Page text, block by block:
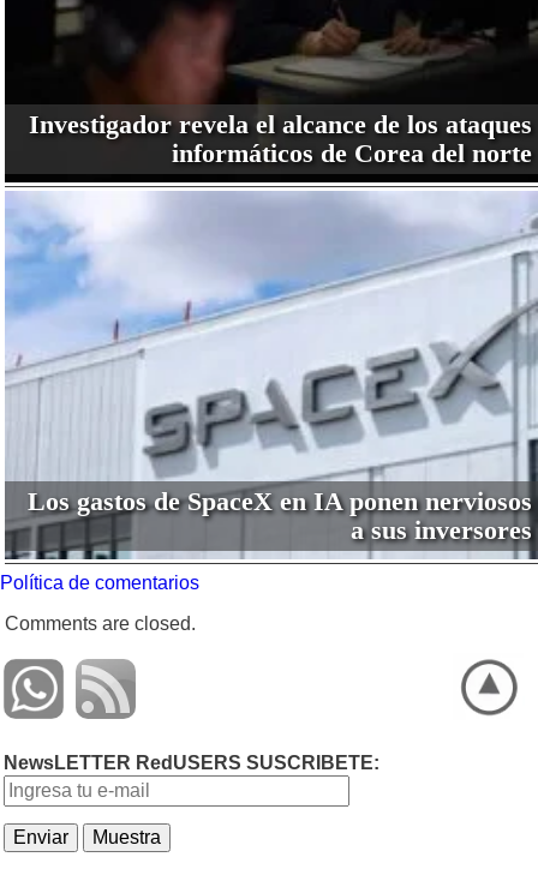
Investigador revela el alcance de los ataques
informáticos de Corea del norte
Los gastos de SpaceX en IA ponen nerviosos
a sus inversores
Política de comentarios
Comments are closed.
NewsLETTER RedUSERS SUSCRIBETE: